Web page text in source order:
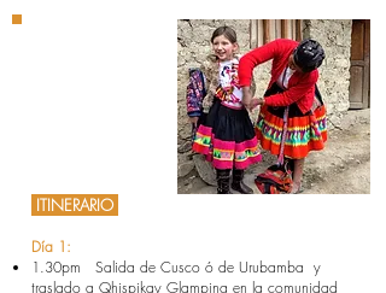
Reserva AHORA
CULTURA EN FAMILIA
ITINERARIO
Día 1:
1.30pm Salida de Cusco ó de Urubamba y
traslado a Qhispikay Glamping en la comunidad